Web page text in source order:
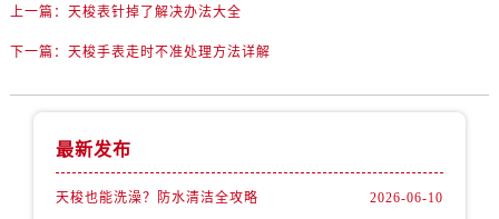
上一篇： 天梭表针掉了解决办法大全
下一篇： 天梭手表走时不准处理方法详解
最新发布
天梭也能洗澡？防水清洁全攻略 2026-06-10